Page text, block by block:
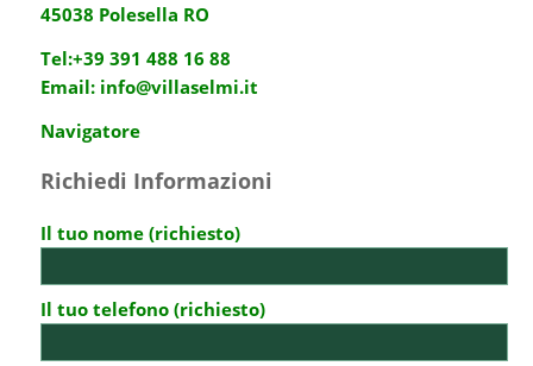
45038 Polesella RO
Tel:+39 391 488 16 88
Email: info@villaselmi.it
Navigatore
Richiedi Informazioni
Il tuo nome (richiesto)
Il tuo telefono (richiesto)